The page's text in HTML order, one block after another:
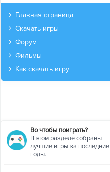
Главная страница
Скачать игры
Форум
Фильмы
Как скачать игру
Во чтобы поиграть?
В этом разделе собраны
лучшие игры за последние
годы.